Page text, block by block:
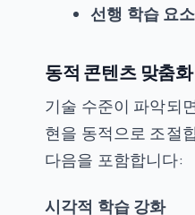
선행 학습 요
동적 콘텐츠 맞춤화
기술 수준이 파악되
현을 동적으로 조절
다음을 포함합니다:
시각적 학습 강화